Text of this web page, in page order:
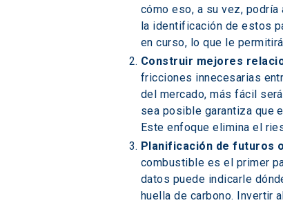
cómo eso, a su vez,
la identificación de estos
en curso, lo que le
Construir mejores
fricciones innecesarias
del mercado, más fácil
sea posible garantiza que
Este enfoque elimina el
Planificación de futuros
combustible es el primer
datos puede indicarle
huella de carbono. Invertir